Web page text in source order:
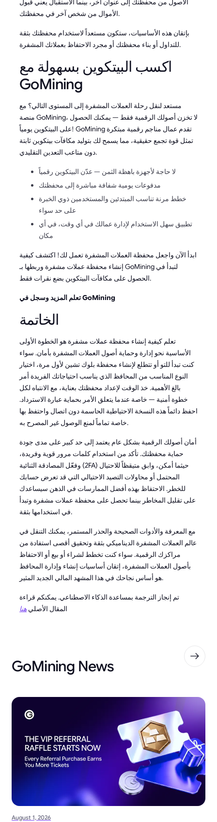
الأصول من محفظتك إلى عنوان آخر، بينما الاستقبال يعني قبول
الأموال من شخص آخر في محفظتك.
بإتقان هذه الأساسيات، ستكون مستعداً لاستخدام محفظتك بثقة
للتداول أو بناء محفظتك أو مجرد الاحتفاظ بعملاتك المشفرة.
اكسب البيتكوين بسهولة مع
GoMining
مستعد لنقل رحلة العملات المشفرة إلى المستوى التالي؟ مع
منصة GoMining، لا تخزن أصولك الرقمية فقط — يمكنك الحصول
على البيتكوين يومياً! GoMining تقدم عمال مناجم رقمية مبتكرة
تمثل قوة تجمع حقيقية، مما يسمح لك بتوليد مكافآت بيتكوين ثابتة
دون متاعب التعدين التقليدي.
لا حاجة لأجهزة باهظة الثمن — عدّن البيتكوين رقمياً
مدفوعات يومية شفافة مباشرة إلى محفظتك
خطط مرنة تناسب المبتدئين والمستخدمين ذوي الخبرة
على حد سواء
تطبيق سهل الاستخدام لإدارة عمالك في أي وقت، في أي
مكان
ابدأ الآن واجعل محفظة العملات المشفرة تعمل لك! اكتشف كيفية
إنشاء محفظة عملات مشفرة وربطها بـ GoMining لتبدأ في
الحصول على مكافآت البيتكوين بضع نقرات فقط.
تعلم المزيد وسجل في GoMining
الخاتمة
تعلم كيفية إنشاء محفظة عملات مشفرة هو الخطوة الأولى
الأساسية نحو إدارة وحماية أصول العملات المشفرة بأمان. سواء
كنت تبدأ للتو أو تتطلع لإنشاء محفظة بلوك تشين لأول مرة، اختيار
النوع المناسب من المحافظ الذي يناسب احتياجاتك الفريدة أمر
بالغ الأهمية. خذ الوقت لإعداد محفظتك بعناية، مع الانتباه لكل
خطوة أمنية — خاصة عندما يتعلق الأمر بحماية عبارة الاسترداد.
احفظ دائماً هذه النسخة الاحتياطية الحاسمة دون اتصال واحتفظ بها
خاصة تماماً لمنع الوصول غير المصرح به.
أمان أصولك الرقمية بشكل عام يعتمد إلى حد كبير على مدى جودة
حماية محفظتك. تأكد من استخدام كلمات مرور قوية وفريدة،
وفعّل المصادقة الثنائية (2FA) حيثما أمكن، وابق متيقظاً للاحتيال
المحتمل أو محاولات التصيد الاحتيالي التي قد تعرض حسابك
للخطر. الاحتفاظ بهذه أفضل الممارسات في الذهن سيساعدك
على تقليل المخاطر بينما تحصل على محفظة عملات مشفرة وتبدأ
في استخدامها بثقة.
مع المعرفة والأدوات الصحيحة والحذر المستمر، يمكنك التنقل في
عالم العملات المشفرة الديناميكي بثقة وتحقيق أقصى استفادة من
مراكزك الرقمية. سواء كنت تخطط لشراء أو بيع أو الاحتفاظ
بأصول العملات المشفرة، إتقان أساسيات إنشاء وإدارة المحافظ
هو أساس نجاحك في هذا المشهد المالي الجديد المثير.
تم إنجاز الترجمة بمساعدة الذكاء الاصطناعي. يمكنكم قراءة
المقال الأصلي هنا
GoMining News
August 1, 2026